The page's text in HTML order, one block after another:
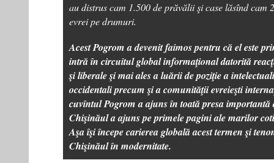
au distrus cam 1.500 de prăvălii şi case lăsînd cam
evrei pe drumuri.
Acest Pogrom a devenit faimos pentru că el este
intră în circuitul global informaţional datorită
şi liberale şi mai ales a luării de poziţie a
occidentali precum şi a comunităţii evreieşti
cuvîntul Pogrom a ajuns în toată presa
Chişinăul a ajuns pe primele pagini ale marilor
Aşa îşi începe carierea globală acest termen şi
Chişinăul în modernitate.